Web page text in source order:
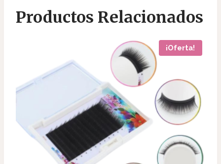
Productos Relacionados
¡Oferta!